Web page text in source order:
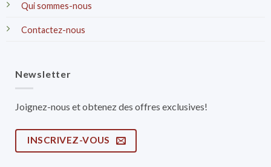
Qui sommes-nous
Contactez-nous
Newsletter
Joignez-nous et obtenez des offres exclusives!
INSCRIVEZ-VOUS